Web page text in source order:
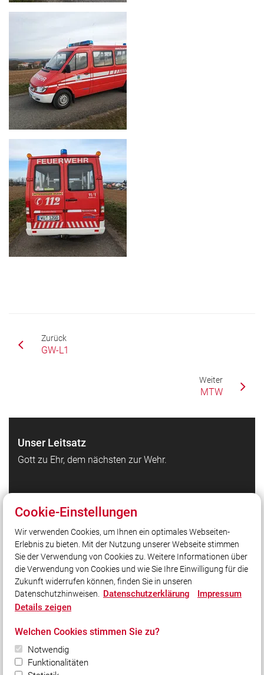
Zurück
GW-L1
Weiter
MTW
Unser Leitsatz
Gott zu Ehr, dem nächsten zur Wehr.
Feuerwehr Waldbrunn auf Facebook
Feuerwehr Waldbrunn auf Instagram
Kreisfeuerwehrverband Würzburg
Homepage Gemeinde Waldbrunn
Social Media
Bleiben Sie mit uns in Kontakt und vernetzen Sie sich
mit uns!
Cookie-Einstellungen
Wir verwenden Cookies, um Ihnen ein optimales Webseiten-
Erlebnis zu bieten. Mit der Nutzung unserer Webseite stimmen
Sie der Verwendung von Cookies zu. Weitere Informationen über
die Verwendung von Cookies und wie Sie Ihre Einwilligung für die
Zukunft widerrufen können, finden Sie in unseren
Datenschutzhinweisen. Datenschutzerklärung
Impressum
Details zeigen
Welchen Cookies stimmen Sie zu?
Notwendig
Funktionalitäten